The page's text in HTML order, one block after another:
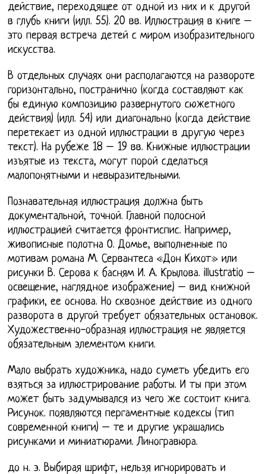
действие, переходящее от одной из них и к другой
в глубь книги (илл. 55). 20 вв. Иллюстрация в книге –
это первая встреча детей с миром изобразительного
искусства.
В отдельных случаях они располагаются на развороте
горизонтально, постранично (когда составляют как
бы единую композицию развернутого сюжетного
действия) (илл. 54) или диагонально (когда действие
перетекает из одной иллюстрации в другую через
текст). На рубеже 18 – 19 вв. Книжные иллюстрации
изъятые из текста, могут порой сделаться
малопонятными и невыразительными.
Познавательная иллюстрация должна быть
документальной, точной. Главной полосной
иллюстрацией считается фронтиспис. Например,
живописные полотна О. Домье, выполненные по
мотивам романа М. Сервантеса «Дон Кихот» или
рисунки В. Серова к басням И. А. Крылова. illustratio –
освещение, наглядное изображение) – вид книжной
графики, ее основа. Но сквозное действие из одного
разворота в другой требует обязательных остановок.
Художественно-образная иллюстрация не является
обязательным элементом книги.
Мало выбрать художника, надо суметь убедить его
взяться за иллюстрирование работы. И ты при этом
может быть задумывался из чего же состоит книга.
Рисунок. появляются пергаментные кодексы (тип
современной книги) – те и другие украшались
рисунками и миниатюрами. Линогравюра.
до н. э. Выбирая шрифт, нельзя игнорировать и